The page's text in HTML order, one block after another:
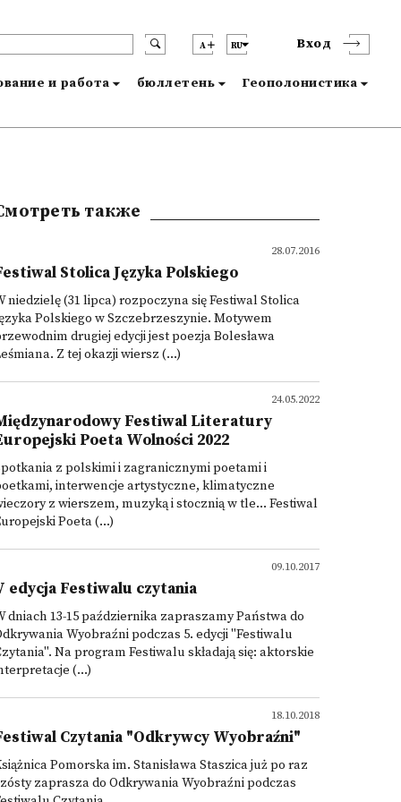
A RU Вход
и работа бюллетень Геополонистика
также
28.07.2016
Stolica Języka Polskiego
niedzielę (31 lipca) rozpoczyna się Festiwal Stolica
Polskiego w Szczebrzeszynie. Motywem
drugiej edycji jest poezja Bolesława
Z tej okazji wiersz (...)
24.05.2022
Festiwal Literatury
Poeta Wolności 2022
z polskimi i zagranicznymi poetami i
interwencje artystyczne, klimatyczne
z wierszem, muzyką i stocznią w tle… Festiwal
Poeta (...)
09.10.2017
edycja Festiwalu czytania
dniach 13-15 października zapraszamy Państwa do
Wyobraźni podczas 5. edycji "Festiwalu
Na program Festiwalu składają się: aktorskie
(...)
18.10.2018
Czytania "Odkrywcy Wyobraźni"
Pomorska im. Stanisława Staszica już po raz
zaprasza do Odkrywania Wyobraźni podczas